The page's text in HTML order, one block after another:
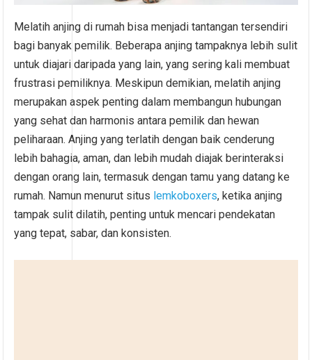
Melatih anjing di rumah bisa menjadi tantangan tersendiri
bagi banyak pemilik. Beberapa anjing tampaknya lebih sulit
untuk diajari daripada yang lain, yang sering kali membuat
frustrasi pemiliknya. Meskipun demikian, melatih anjing
merupakan aspek penting dalam membangun hubungan
yang sehat dan harmonis antara pemilik dan hewan
peliharaan. Anjing yang terlatih dengan baik cenderung
lebih bahagia, aman, dan lebih mudah diajak berinteraksi
dengan orang lain, termasuk dengan tamu yang datang ke
rumah. Namun menurut situs lemkoboxers, ketika anjing
tampak sulit dilatih, penting untuk mencari pendekatan
yang tepat, sabar, dan konsisten.